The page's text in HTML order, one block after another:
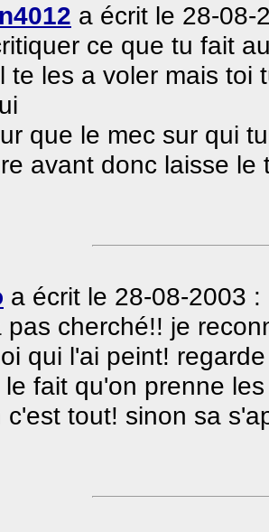
a écrit le 28-08-
ce que tu fait
te les a voler mais toi
que le mec sur qui
avant donc laisse
a écrit le 28-08-2003 :
pas cherché!! je
qui l'ai peint!
fait qu'on prenne
c'est tout! sinon sa